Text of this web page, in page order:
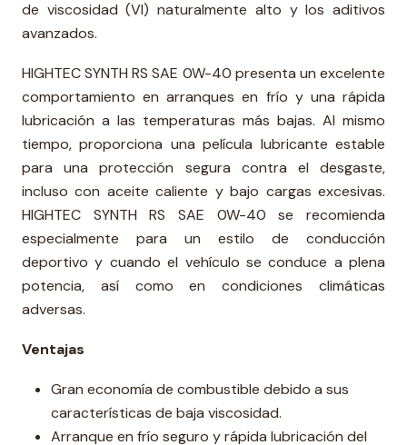
de viscosidad (VI) naturalmente alto y los aditivos
avanzados.
HIGHTEC SYNTH RS SAE 0W-40 presenta un excelente
comportamiento en arranques en frío y una rápida
lubricación a las temperaturas más bajas. Al mismo
tiempo, proporciona una película lubricante estable
para una protección segura contra el desgaste,
incluso con aceite caliente y bajo cargas excesivas.
HIGHTEC SYNTH RS SAE 0W-40 se recomienda
especialmente para un estilo de conducción
deportivo y cuando el vehículo se conduce a plena
potencia, así como en condiciones climáticas
adversas.
Ventajas
Gran economía de combustible debido a sus
características de baja viscosidad.
Arranque en frío seguro y rápida lubricación del